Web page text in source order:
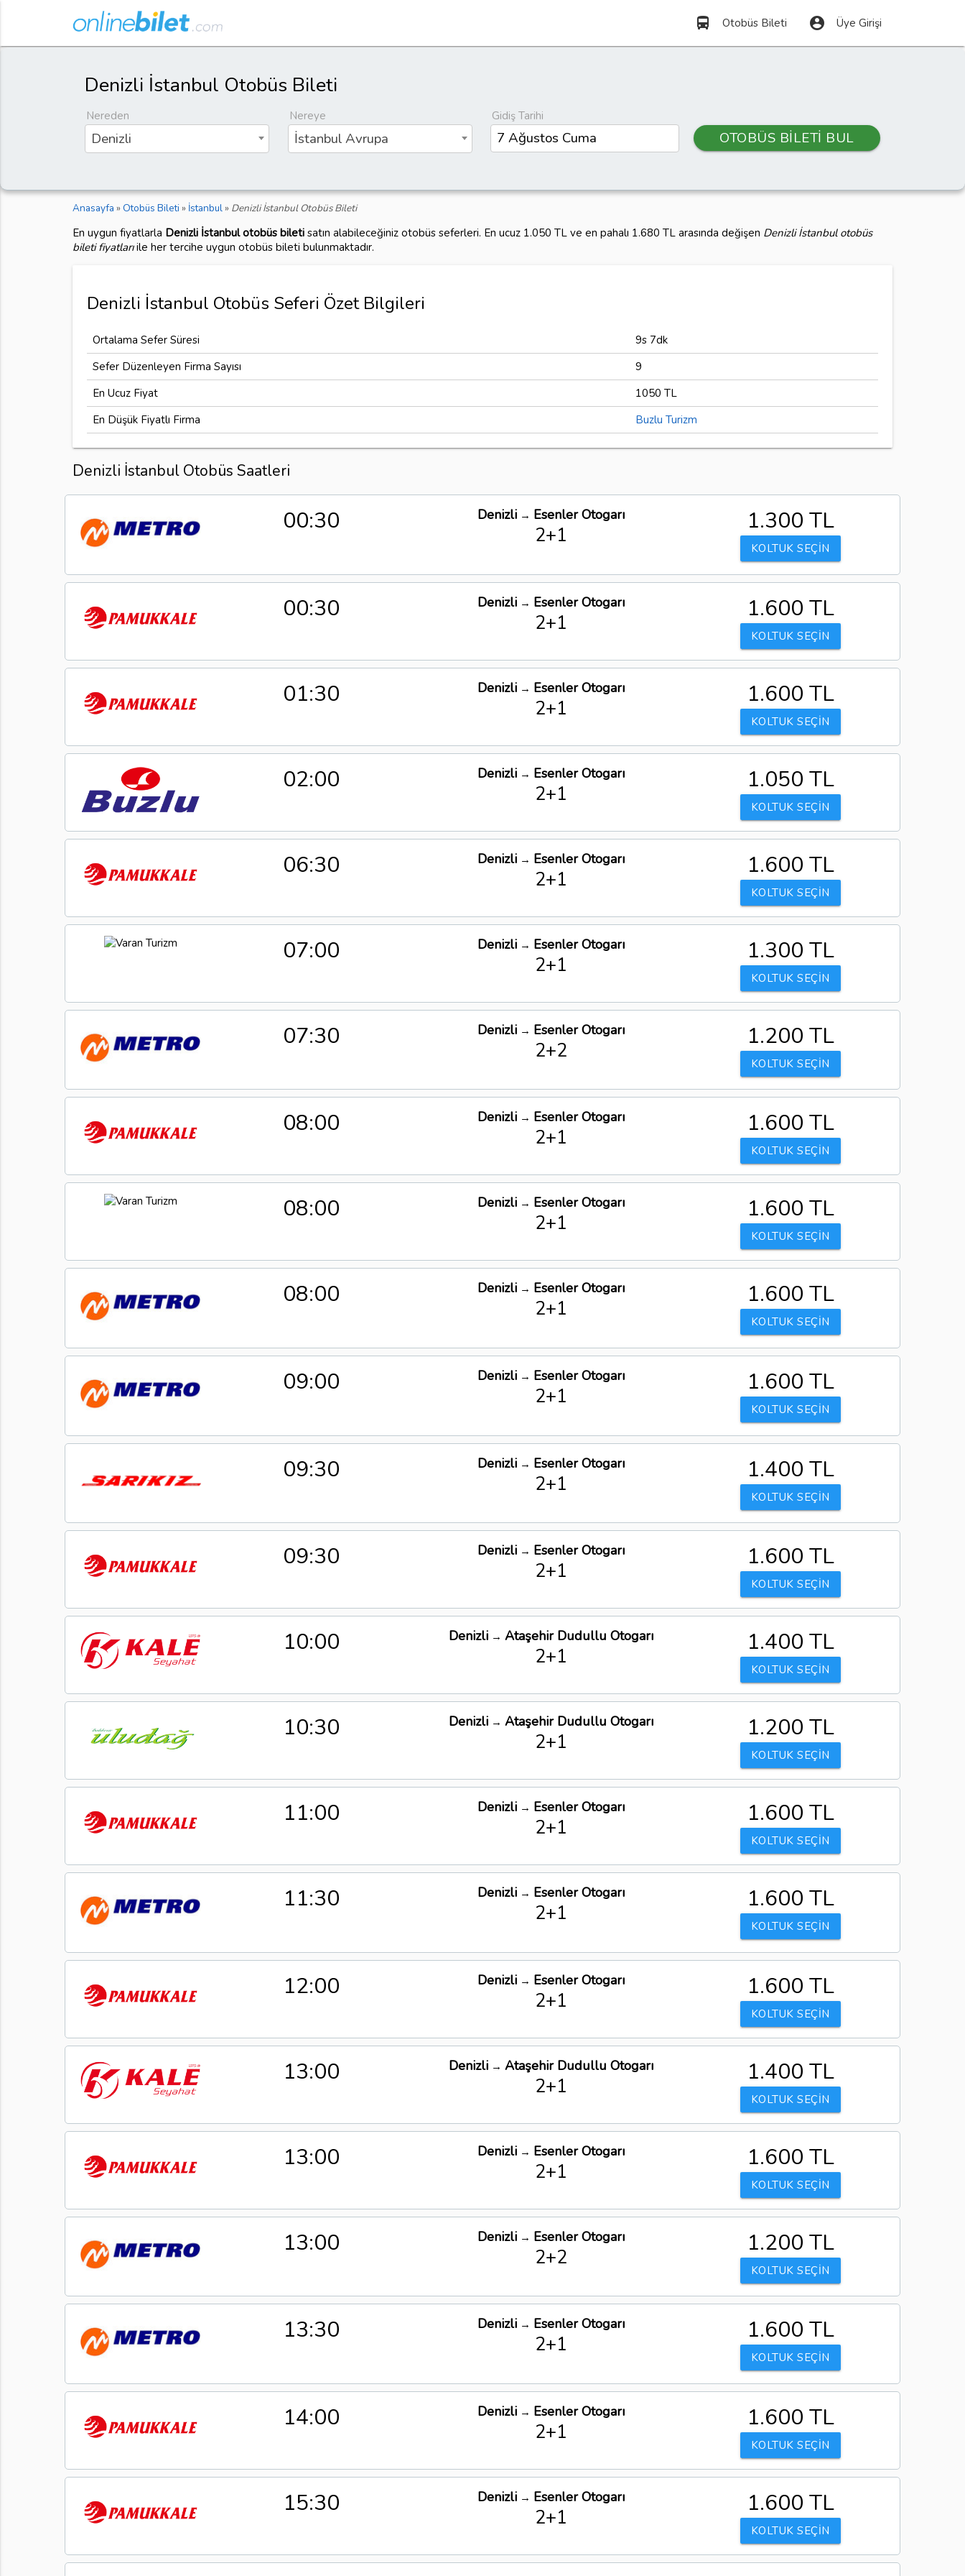
directions_bus Otobüs Bileti account_circle Üye Girişi
Denizli İstanbul Otobüs Bileti
Nereden
Denizli
Nereye
İstanbul Avrupa
Gidiş Tarihi
OTOBÜS BİLETİ BUL
Anasayfa » Otobüs Bileti » İstanbul» Denizli İstanbul Otobüs Bileti
En uygun fiyatlarla Denizli İstanbul otobüs biletisatın alabileceğiniz otobüs seferleri. En ucuz 1.050 TL ve en pahalı 1.680 TL arasında değişen Denizli İstanbul otobüs
bileti fiyatlarıile her tercihe uygun otobüs bileti bulunmaktadır.
Denizli İstanbul Otobüs Seferi Özet Bilgileri
Ortalama Sefer Süresi
9s 7dk
Sefer Düzenleyen Firma Sayısı
9
En Ucuz Fiyat
1050 TL
En Düşük Fiyatlı Firma
Buzlu Turizm
Denizli İstanbul Otobüs Saatleri
00:30 Denizli→ Esenler Otogarı
2+1 1.300 TL
KOLTUK SEÇİN
00:30 Denizli→ Esenler Otogarı
2+1 1.600 TL
KOLTUK SEÇİN
01:30 Denizli→ Esenler Otogarı
2+1 1.600 TL
KOLTUK SEÇİN
02:00 Denizli→ Esenler Otogarı
2+1 1.050 TL
KOLTUK SEÇİN
06:30 Denizli→ Esenler Otogarı
2+1 1.600 TL
KOLTUK SEÇİN
07:00 Denizli→ Esenler Otogarı
2+1 1.300 TL
KOLTUK SEÇİN
07:30 Denizli→ Esenler Otogarı
2+2 1.200 TL
KOLTUK SEÇİN
08:00 Denizli→ Esenler Otogarı
2+1 1.600 TL
KOLTUK SEÇİN
08:00 Denizli→ Esenler Otogarı
2+1 1.600 TL
KOLTUK SEÇİN
08:00 Denizli→ Esenler Otogarı
2+1 1.600 TL
KOLTUK SEÇİN
09:00 Denizli→ Esenler Otogarı
2+1 1.600 TL
KOLTUK SEÇİN
09:30 Denizli→ Esenler Otogarı
2+1 1.400 TL
KOLTUK SEÇİN
09:30 Denizli→ Esenler Otogarı
2+1 1.600 TL
KOLTUK SEÇİN
10:00 Denizli→ Ataşehir Dudullu Otogarı
2+1 1.400 TL
KOLTUK SEÇİN
10:30 Denizli→ Ataşehir Dudullu Otogarı
2+1 1.200 TL
KOLTUK SEÇİN
11:00 Denizli→ Esenler Otogarı
2+1 1.600 TL
KOLTUK SEÇİN
11:30 Denizli→ Esenler Otogarı
2+1 1.600 TL
KOLTUK SEÇİN
12:00 Denizli→ Esenler Otogarı
2+1 1.600 TL
KOLTUK SEÇİN
13:00 Denizli→ Ataşehir Dudullu Otogarı
2+1 1.400 TL
KOLTUK SEÇİN
13:00 Denizli→ Esenler Otogarı
2+1 1.600 TL
KOLTUK SEÇİN
13:00 Denizli→ Esenler Otogarı
2+2 1.200 TL
KOLTUK SEÇİN
13:30 Denizli→ Esenler Otogarı
2+1 1.600 TL
KOLTUK SEÇİN
14:00 Denizli→ Esenler Otogarı
2+1 1.600 TL
KOLTUK SEÇİN
15:30 Denizli→ Esenler Otogarı
2+1 1.600 TL
KOLTUK SEÇİN